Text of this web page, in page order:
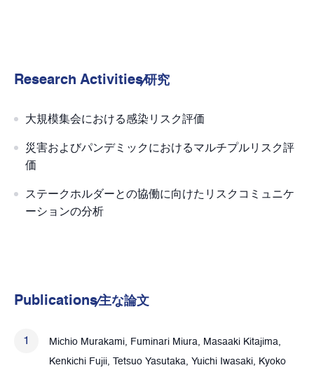
Research Activities研究
大規模集会における感染リスク評価
災害およびパンデミックにおけるマルチプルリスク評
価
ステークホルダーとの協働に向けたリスクコミュニケ
ーションの分析
Publications主な論⽂
Michio Murakami, Fuminari Miura, Masaaki Kitajima,
Kenkichi Fujii, Tetsuo Yasutaka, Yuichi Iwasaki, Kyoko